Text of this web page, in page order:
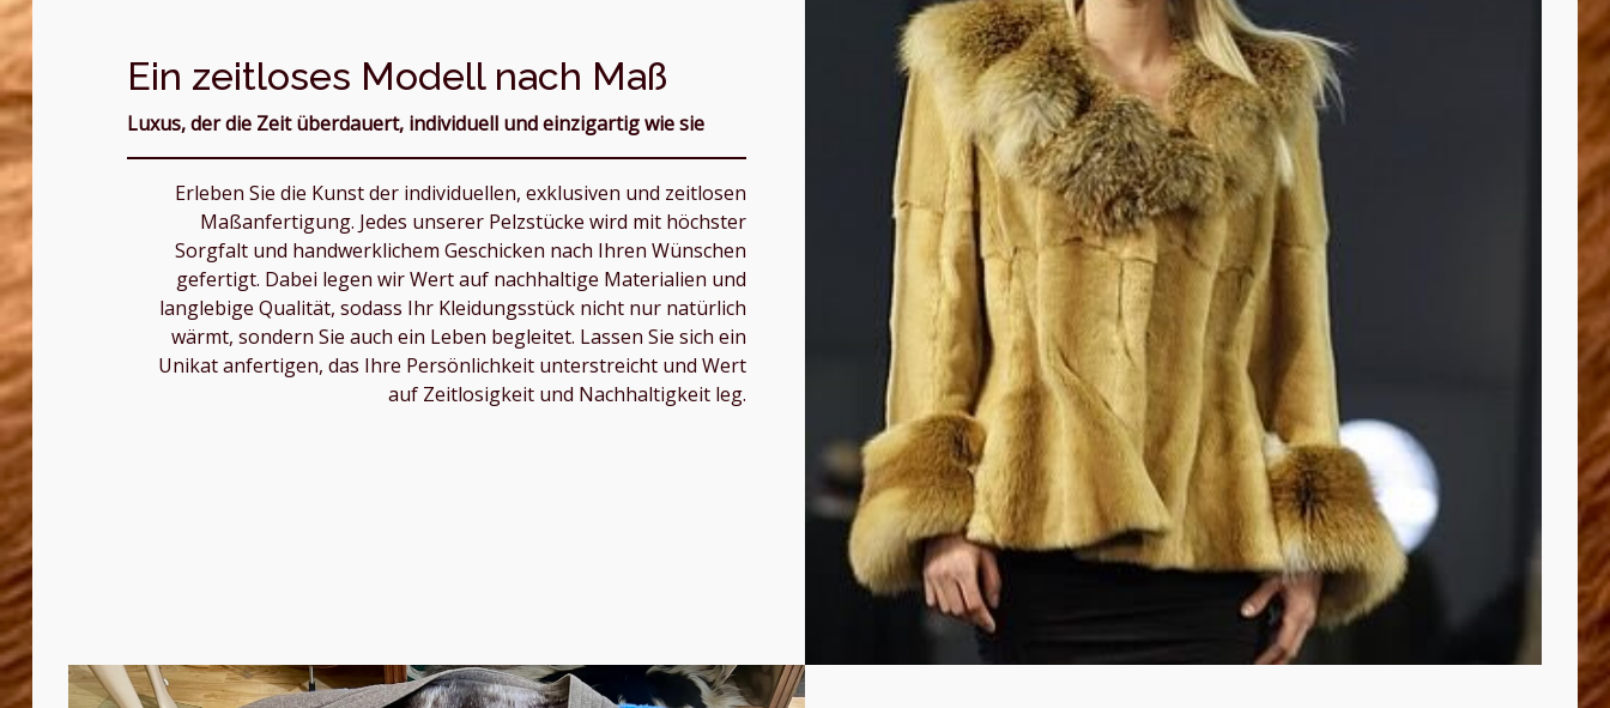
Ein zeitloses Modell nach Maß
Luxus, der die Zeit überdauert, individuell und einzigartig wie sie
Erleben Sie die Kunst der individuellen, exklusiven und zeitlosen
Maßanfertigung. Jedes unserer Pelzstücke wird mit höchster
Sorgfalt und handwerklichem Geschicken nach Ihren Wünschen
gefertigt. Dabei legen wir Wert auf nachhaltige Materialien und
langlebige Qualität, sodass Ihr Kleidungsstück nicht nur natürlich
wärmt, sondern Sie auch ein Leben begleitet. Lassen Sie sich ein
Unikat anfertigen, das Ihre Persönlichkeit unterstreicht und Wert
auf Zeitlosigkeit und Nachhaltigkeit leg.